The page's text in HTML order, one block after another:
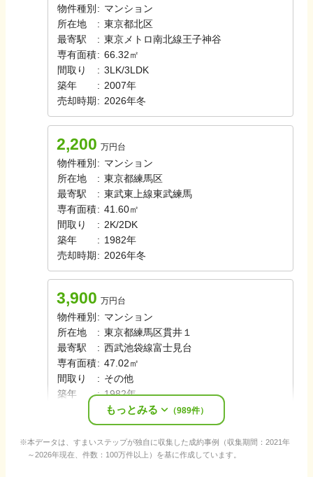
物件種別 : マンション
所在地
: 東京都北区
最寄駅
: 東京メトロ南北線王子神谷
専有面積: 66.32㎡
間取り
: 3LK/3LDK
築年
: 2007年
売却時期 : 2026年冬
2,200 万円台
物件種別 : マンション
所在地
: 東京都練馬区
最寄駅
: 東武東上線東武練馬
専有面積: 41.60㎡
間取り
: 2K/2DK
築年
: 1982年
売却時期 : 2026年冬
3,900 万円台
物件種別 : マンション
所在地
: 東京都練馬区貫井１
最寄駅
: 西武池袋線富士見台
専有面積: 47.02㎡
間取り
: その他
築年
: 1982年
2026年冬
もっとみる （989件）
本データは、すまいステップが独自に収集した成約事例（収集期間：2021年
～2026年現在、件数：100万件以上）を基に作成しています。